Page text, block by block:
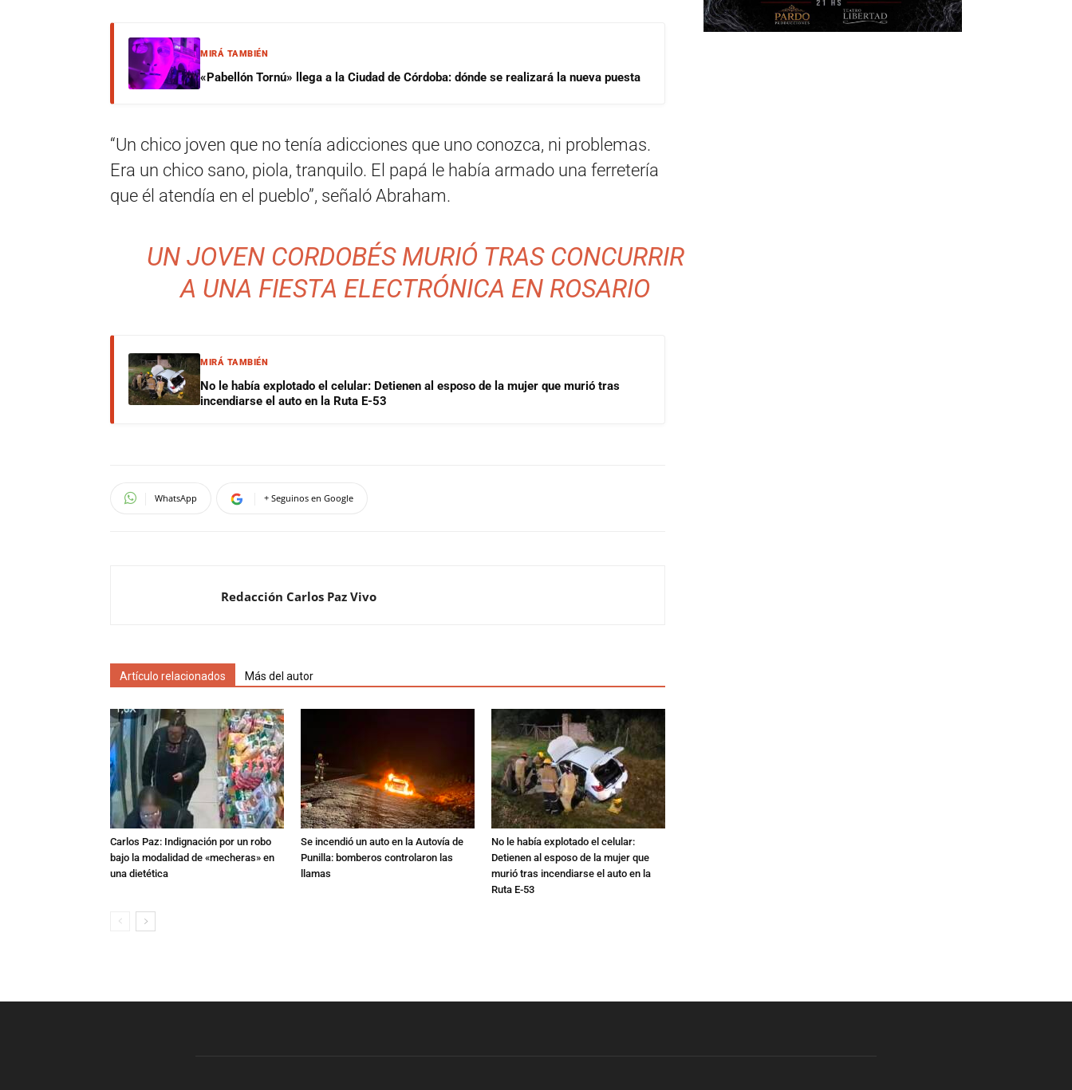
MIRÁ TAMBIÉN
«Pabellón Tornú» llega a la Ciudad de Córdoba: dónde se realizará la nueva puesta
“Un chico joven que no tenía adicciones que uno conozca, ni problemas.
Era un chico sano, piola, tranquilo. El papá le había armado una ferretería
que él atendía en el pueblo”, señaló Abraham.
UN JOVEN CORDOBÉS MURIÓ TRAS CONCURRIR
A UNA FIESTA ELECTRÓNICA EN ROSARIO
MIRÁ TAMBIÉN
No le había explotado el celular: Detienen al esposo de la mujer que murió tras
incendiarse el auto en la Ruta E-53
WhatsApp + Seguinos en Google
Redacción Carlos Paz Vivo
Artículo relacionados Más del autor
Carlos Paz: Indignación por un robo
bajo la modalidad de «mecheras» en
una dietética
Se incendió un auto en la Autovía de
Punilla: bomberos controlaron las
llamas
No le había explotado el celular:
Detienen al esposo de la mujer que
murió tras incendiarse el auto en la
Ruta E-53